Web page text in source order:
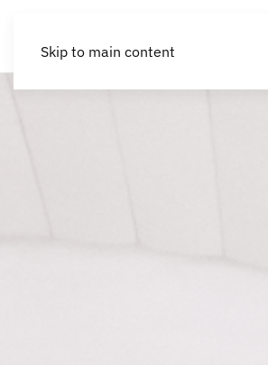
Skip to main content